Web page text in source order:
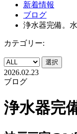
新着情報
ブログ
浄水器完備。
カテゴリー:
選択
2026.02.23
ブログ
浄水器完